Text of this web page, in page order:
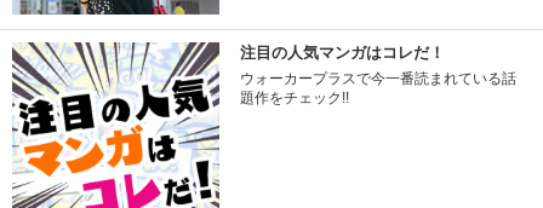
注目の人気マンガはコレだ！
ウォーカープラスで今一番読まれている話
題作をチェック!!